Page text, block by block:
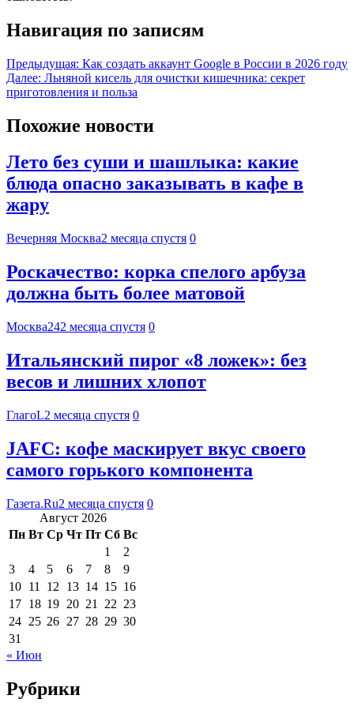
Навигация по записям
Предыдущая: Как создать аккаунт Google в России в 2026 году
Далее: Льняной кисель для очистки кишечника: секрет
приготовления и польза
Похожие новости
Лето без суши и шашлыка: какие
блюда опасно заказывать в кафе в
жару
Вечерняя Москва2 месяца спустя 0
Роскачество: корка спелого арбуза
должна быть более матовой
Москва242 месяца спустя 0
Итальянский пирог «8 ложек»: без
весов и лишних хлопот
ГлагоL2 месяца спустя 0
JAFC: кофе маскирует вкус своего
самого горького компонента
Газета.Ru2 месяца спустя 0
Август 2026
Пн Вт Ср Чт Пт Сб Вс
1
2
3
4 5 6 7 8
9
10 11 12 13 14 15 16
17 18 19 20 21 22 23
24 25 26 27 28 29 30
31
« Июн
Рубрики